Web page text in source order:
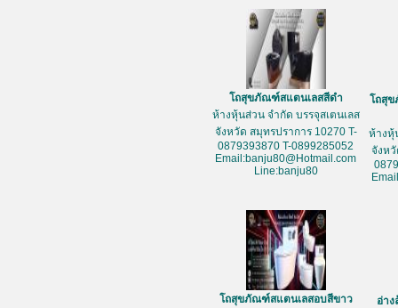
โถสุขภัณฑ์สแตนเลสสีดำ
ห้างหุ้นส่วน จำกัด บรรจุสเตนเลส
จังหวัด สมุทรปราการ 10270 T-
0879393870 T-0899285052
Email:banju80@Hotmail.com
Line:banju80
โถสุ
ห้างหุ้
จังห
โถสุขภัณฑ์สแตนเลสอบสีขาว
อ่า